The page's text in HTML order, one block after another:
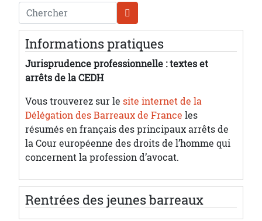
Chercher
Informations pratiques
Jurisprudence professionnelle : textes et
arrêts de la CEDH
Vous trouverez sur le site internet de la
Délégation des Barreaux de France les
résumés en français des principaux arrêts de
la Cour européenne des droits de l’homme qui
concernent la profession d’avocat.
Rentrées des jeunes barreaux